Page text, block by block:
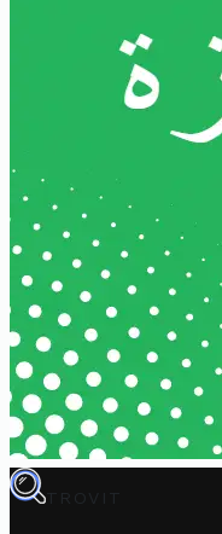
TROVIT